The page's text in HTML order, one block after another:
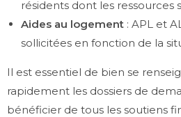
résidents dont les ressources
Aides au logement : APL et
sollicitées en fonction de la
Il est essentiel de bien se
rapidement les dossiers de
bénéficier de tous les soutiens